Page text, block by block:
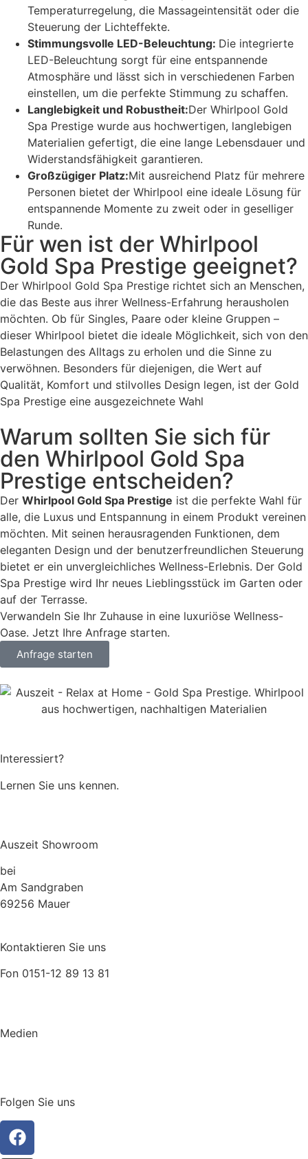
Temperaturregelung, die Massageintensität oder die
Steuerung der Lichteffekte.
Stimmungsvolle LED-Beleuchtung: Die integrierte
LED-Beleuchtung sorgt für eine entspannende
Atmosphäre und lässt sich in verschiedenen Farben
einstellen, um die perfekte Stimmung zu schaffen.
Langlebigkeit und Robustheit:Der Whirlpool Gold
Spa Prestige wurde aus hochwertigen, langlebigen
Materialien gefertigt, die eine lange Lebensdauer und
Widerstandsfähigkeit garantieren.
Großzügiger Platz:Mit ausreichend Platz für mehrere
Personen bietet der Whirlpool eine ideale Lösung für
entspannende Momente zu zweit oder in geselliger
Runde.
Für wen ist der Whirlpool
Gold Spa Prestige geeignet?
Der Whirlpool Gold Spa Prestige richtet sich an Menschen,
die das Beste aus ihrer Wellness-Erfahrung herausholen
möchten. Ob für Singles, Paare oder kleine Gruppen –
dieser Whirlpool bietet die ideale Möglichkeit, sich von den
Belastungen des Alltags zu erholen und die Sinne zu
verwöhnen. Besonders für diejenigen, die Wert auf
Qualität, Komfort und stilvolles Design legen, ist der Gold
Spa Prestige eine ausgezeichnete Wahl
Warum sollten Sie sich für
den Whirlpool Gold Spa
Prestige entscheiden?
Der Whirlpool Gold Spa Prestige ist die perfekte Wahl für
alle, die Luxus und Entspannung in einem Produkt vereinen
möchten. Mit seinen herausragenden Funktionen, dem
eleganten Design und der benutzerfreundlichen Steuerung
bietet er ein unvergleichliches Wellness-Erlebnis. Der Gold
Spa Prestige wird Ihr neues Lieblingsstück im Garten oder
auf der Terrasse.
Verwandeln Sie Ihr Zuhause in eine luxuriöse Wellness-
Oase. Jetzt Ihre Anfrage starten.
Anfrage starten
Interessiert?
Lernen Sie uns kennen.
Auszeit Showroom
bei
Am Sandgraben
69256 Mauer
Kontaktieren Sie uns
Fon 0151-12 89 13 81
Medien
Folgen Sie uns